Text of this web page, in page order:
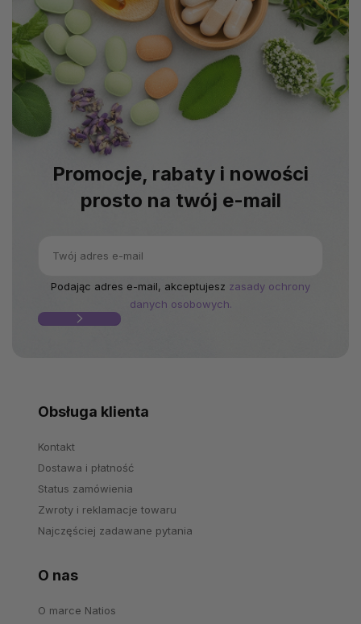
Promocje, rabaty i nowości
prosto na twój e-mail
Podając adres e-mail, akceptujesz zasady ochrony
danych osobowych.
Obsługa klienta
Kontakt
Dostawa i płatność
Status zamówienia
Zwroty i reklamacje towaru
Najczęściej zadawane pytania
O nas
O marce Natios